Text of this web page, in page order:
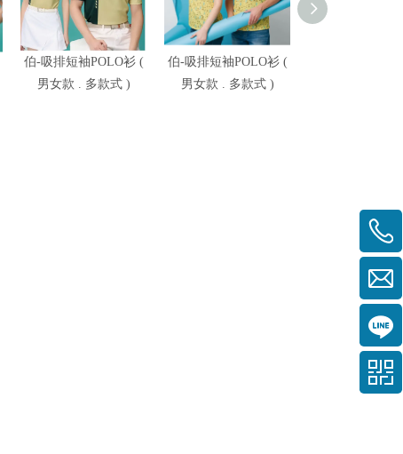
伯-吸排短袖POLO衫 (
男女款 . 多款式 )
伯-吸排短袖POLO衫 (
男女款 . 多款式 )